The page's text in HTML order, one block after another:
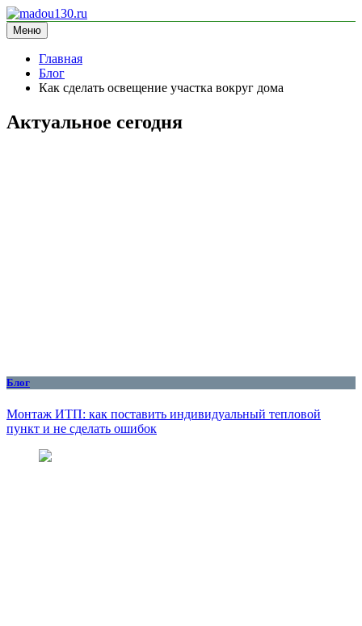
Перейти
к
содержимому
madou130.ru
информационный сайт
Меню
Главная
Блог
Как сделать освещение участка вокруг дома
Актуальное сегодня
Блог
Монтаж ИТП: как поставить индивидуальный тепловой
пункт и не сделать ошибок